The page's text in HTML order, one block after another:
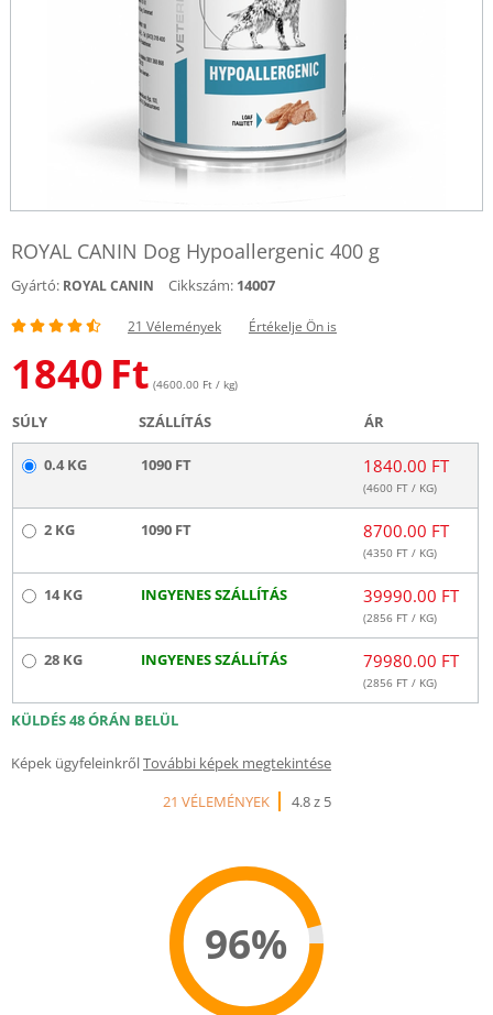
ROYAL CANIN Dog Hypoallergenic 400 g
Gyártó: ROYAL CANIN Cikkszám: 14007
21 Vélemények Értékelje Ön is
1840 Ft (4600.00 Ft / kg)
SÚLY SZÁLLÍTÁS ÁR
0.4 KG 1090 FT 1840.00 FT
(4600 FT / KG)
2 KG 1090 FT 8700.00 FT
(4350 FT / KG)
14 KG INGYENES SZÁLLÍTÁS 39990.00 FT
(2856 FT / KG)
28 KG INGYENES SZÁLLÍTÁS 79980.00 FT
(2856 FT / KG)
KÜLDÉS 48 ÓRÁN BELÜL
Képek ügyfeleinkrőlTovábbi képek megtekintése
21 VÉLEMÉNYEK
4.8 z 5
96%